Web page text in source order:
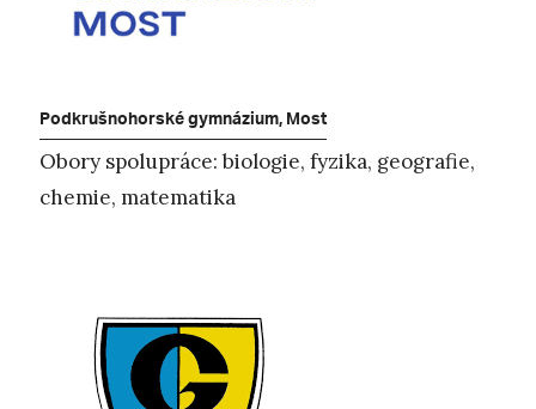
Podkrušnohorské gymnázium, Most
Obory spolupráce: biologie, fyzika, geografie,
chemie, matematika